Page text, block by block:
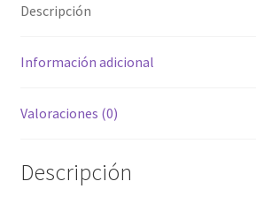
Descripción
Información adicional
Valoraciones (0)
Descripción